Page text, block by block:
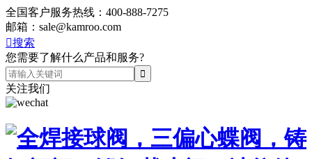
全国客户服务热线： 400-888-7275
邮箱： sale@kamroo.com
搜索
您需要了解什么产品和服务?
关注我们